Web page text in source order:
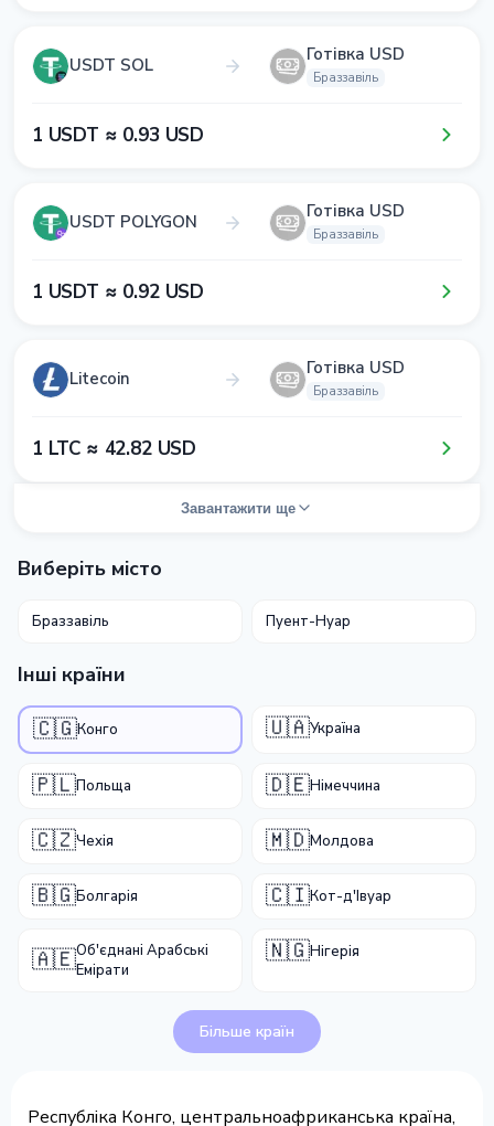
USDT SOL Готівка USD
Браззавіль
1​ USDT ≈ 0​.9​3​ USD
USDT POLYGON Готівка USD
Браззавіль
1​ USDT ≈ 0​.9​2​ USD
Litecoin Готівка USD
Браззавіль
1​ LTC ≈ 4​2​.8​2​ USD
Завантажити ще
Виберіть місто
Браззавіль Пуент-Нуар
Інші країни
🇨🇬Конго 🇺🇦Україна
🇵🇱Польща 🇩🇪Німеччина
🇨🇿Чехія 🇲🇩Молдова
🇧🇬Болгарія 🇨🇮Кот-д'Івуар
🇦🇪Об'єднані Арабські
Емірати
🇳🇬Нігерія
Більше країн
Республіка Конго, центральноафриканська країна,